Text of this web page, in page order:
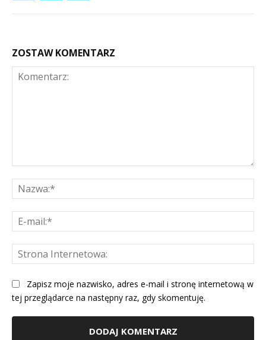
ZOSTAW KOMENTARZ
Zapisz moje nazwisko, adres e-mail i stronę internetową w
tej przeglądarce na następny raz, gdy skomentuję.